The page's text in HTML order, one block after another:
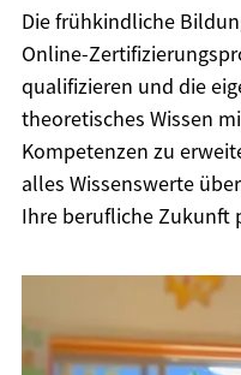
Die frühkindliche
Online-
qualifizieren und die
theoretisches Wissen
Kompetenzen zu
alles Wissenswerte
Ihre berufliche Zukunft